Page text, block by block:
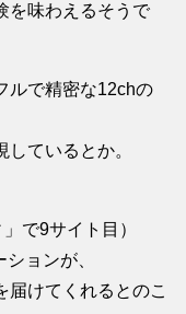
を味わえるそうで
ルで精密な12chの
ているとか。
で9サイト目）
ョンが、
届けてくれるとのこ